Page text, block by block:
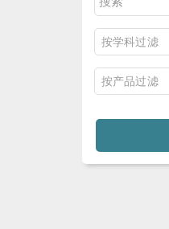
按学科过滤
按产品过滤